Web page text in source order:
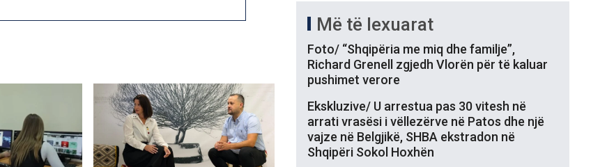
Më të lexuarat
Foto/ “Shqipëria me miq dhe familje”,
Richard Grenell zgjedh Vlorën për të kaluar
pushimet verore
Ekskluzive/ U arrestua pas 30 vitesh në
arrati vrasësi i vëllezërve në Patos dhe një
vajze në Belgjikë, SHBA ekstradon në
Shqipëri Sokol Hoxhën